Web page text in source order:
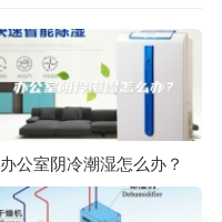
办公室阴冷潮湿怎么办？